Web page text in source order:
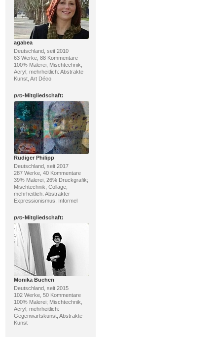
agabea
Deutschland, seit 2010
63 Werke, 88 Kommentare
100% Malerei; Mischtechnik,
Acryl; mehrheitlich: Abstrakte
Kunst, Art Déco
pro-Mitgliedschaft:
Rüdiger Philipp
Deutschland, seit 2017
287 Werke, 40 Kommentare
39% Malerei, 26% Druckgrafik;
Mischtechnik, Collage;
mehrheitlich: Abstrakter
Expressionismus, Informel
pro-Mitgliedschaft:
Monika Buchen
Deutschland, seit 2015
102 Werke, 50 Kommentare
100% Malerei; Mischtechnik,
Acryl; mehrheitlich:
Gegenwartskunst, Abstrakte
Kunst